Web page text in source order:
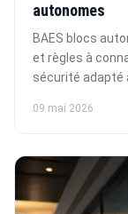
autonomes
BAES blocs
et règles à
sécurité adapté
09 mai 2026